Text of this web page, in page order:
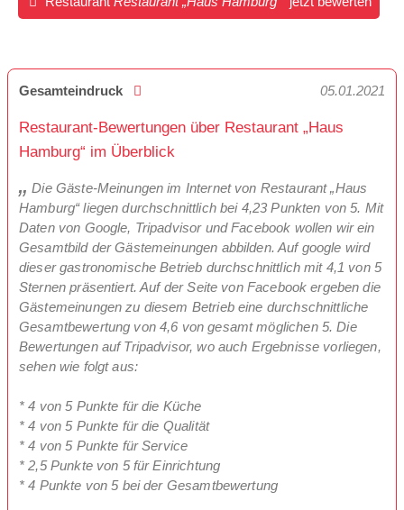
Gesamteindruck 05.01.2021
Restaurant-Bewertungen über Restaurant „Haus
Hamburg“ im Überblick
Die Gäste-Meinungen im Internet von Restaurant „Haus
Hamburg“ liegen durchschnittlich bei 4,23 Punkten von 5. Mit
Daten von Google, Tripadvisor und Facebook wollen wir ein
Gesamtbild der Gästemeinungen abbilden. Auf google wird
dieser gastronomische Betrieb durchschnittlich mit 4,1 von 5
Sternen präsentiert. Auf der Seite von Facebook ergeben die
Gästemeinungen zu diesem Betrieb eine durchschnittliche
Gesamtbewertung von 4,6 von gesamt möglichen 5. Die
Bewertungen auf Tripadvisor, wo auch Ergebnisse vorliegen,
sehen wie folgt aus:
* 4 von 5 Punkte für die Küche
* 4 von 5 Punkte für die Qualität
* 4 von 5 Punkte für Service
* 2,5 Punkte von 5 für Einrichtung
* 4 Punkte von 5 bei der Gesamtbewertung